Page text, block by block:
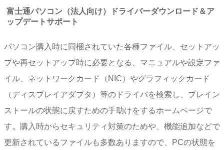
富士通パソコン（法人向け）ドライバーダウンロード＆ア
ップデートサポート
パソコン購入時に同梱されていた各種ファイル、セットアッ
プや再セットアップ時に必要となる、マニュアルや設定ファ
イル、ネットワークカード（NIC）やグラフィックカード
（ディスプレイアダプタ）等のドライバを検索し、プレイン
ストールの状態に戻すための手助けをするホームページで
す。購入時からセキュリティ対策のためや、機能追加などで
更新されているファイルも多数ありますので、PCの状態を